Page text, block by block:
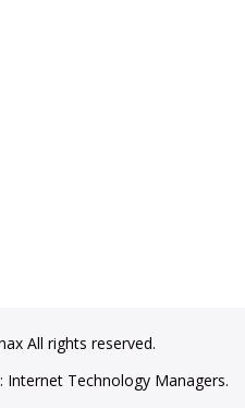
All rights reserved.
: Internet Technology Managers.